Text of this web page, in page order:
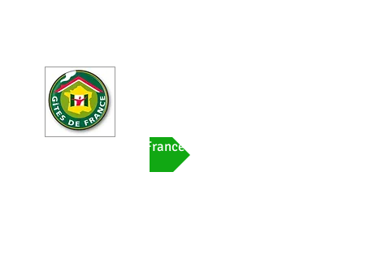
Lien au site web Gîtes de France